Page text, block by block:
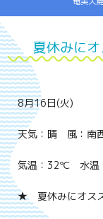
夏休みに
8月16日(火)
天気：晴 風：南
気温：32℃ 水温
★ 夏休みにオス